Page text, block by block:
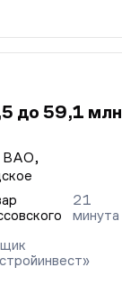
до 59,1 млн
ВАО,
21
минута